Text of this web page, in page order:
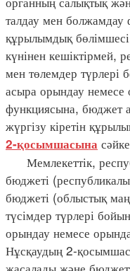
талдау мен болжамдау
құрылымдық бөлімшесі
күнінен кешіктірмей,
мен төлемдер
асыра орындау немесе
функциясына, бюджет
жүргізу кіретін
2-қосымшасына
Мемлекеттік,
бюджеті
бюджеті (облыстық
түсімдер түрлері
орындау немесе
Нұсқаудың 2-